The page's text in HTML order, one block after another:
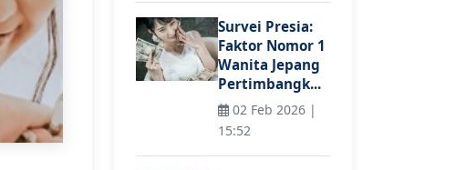
Survei Presia:
Faktor Nomor 1
Wanita Jepang
Pertimbangk...
02 Feb 2026 |
15:52